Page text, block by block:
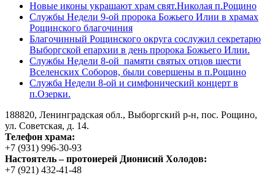
Новые иконы украшают храм свят.Николая п.Рощино
Службы Недели 9-ой пророка Божьего Илии в храмах
Рощинского благочиния
Благочинный Рощинского округа сослужил секретарю
Выборгской епархии в день пророка Божьего Илии.
Службы Недели 8-ой памяти святых отцов шести
Вселенских Соборов, были совершены в п.Рощино
Служба Недели 8-ой и симфонический концерт в
п.Озерки.
188820, Ленинградская обл., Выборгский р-н, пос. Рощино,
ул. Советская, д. 14.
Телефон храма:
+7 (931) 996-30-93
Настоятель – протоиерей Дионисий Холодов:
+7 (921) 432-41-48